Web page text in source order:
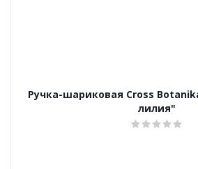
Ручка-шариковая Cross
лилия"